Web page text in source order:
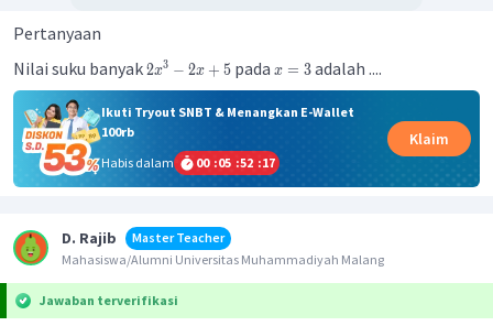
Pertanyaan
Nilai suku banyak2x3 − 2x + 5 padax = 3adalah ....
Ikuti Tryout SNBT & Menangkan E-Wallet
100rb
Habis dalam
00 :05 :52 :17
Klaim
D. Rajib
Master Teacher
Mahasiswa/Alumni Universitas Muhammadiyah Malang
Jawaban terverifikasi